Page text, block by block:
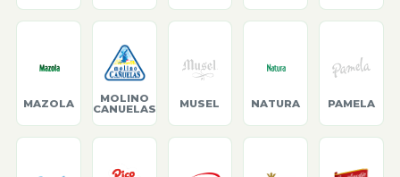
MAZOLA
MOLINO
CANUELAS
MUSEL NATURA PAMELA